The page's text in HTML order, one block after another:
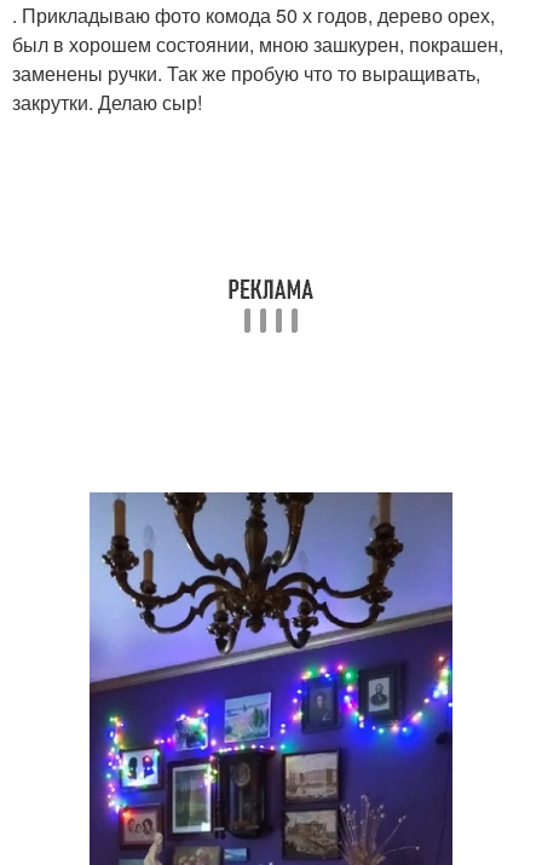
. Прикладываю фото комода 50 х годов, дерево орех,
был в хорошем состоянии, мною зашкурен, покрашен,
заменены ручки. Так же пробую что то выращивать,
закрутки. Делаю сыр!